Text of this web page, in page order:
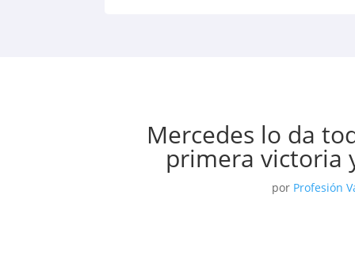
Mercedes lo da
primera victoria
por Profesión